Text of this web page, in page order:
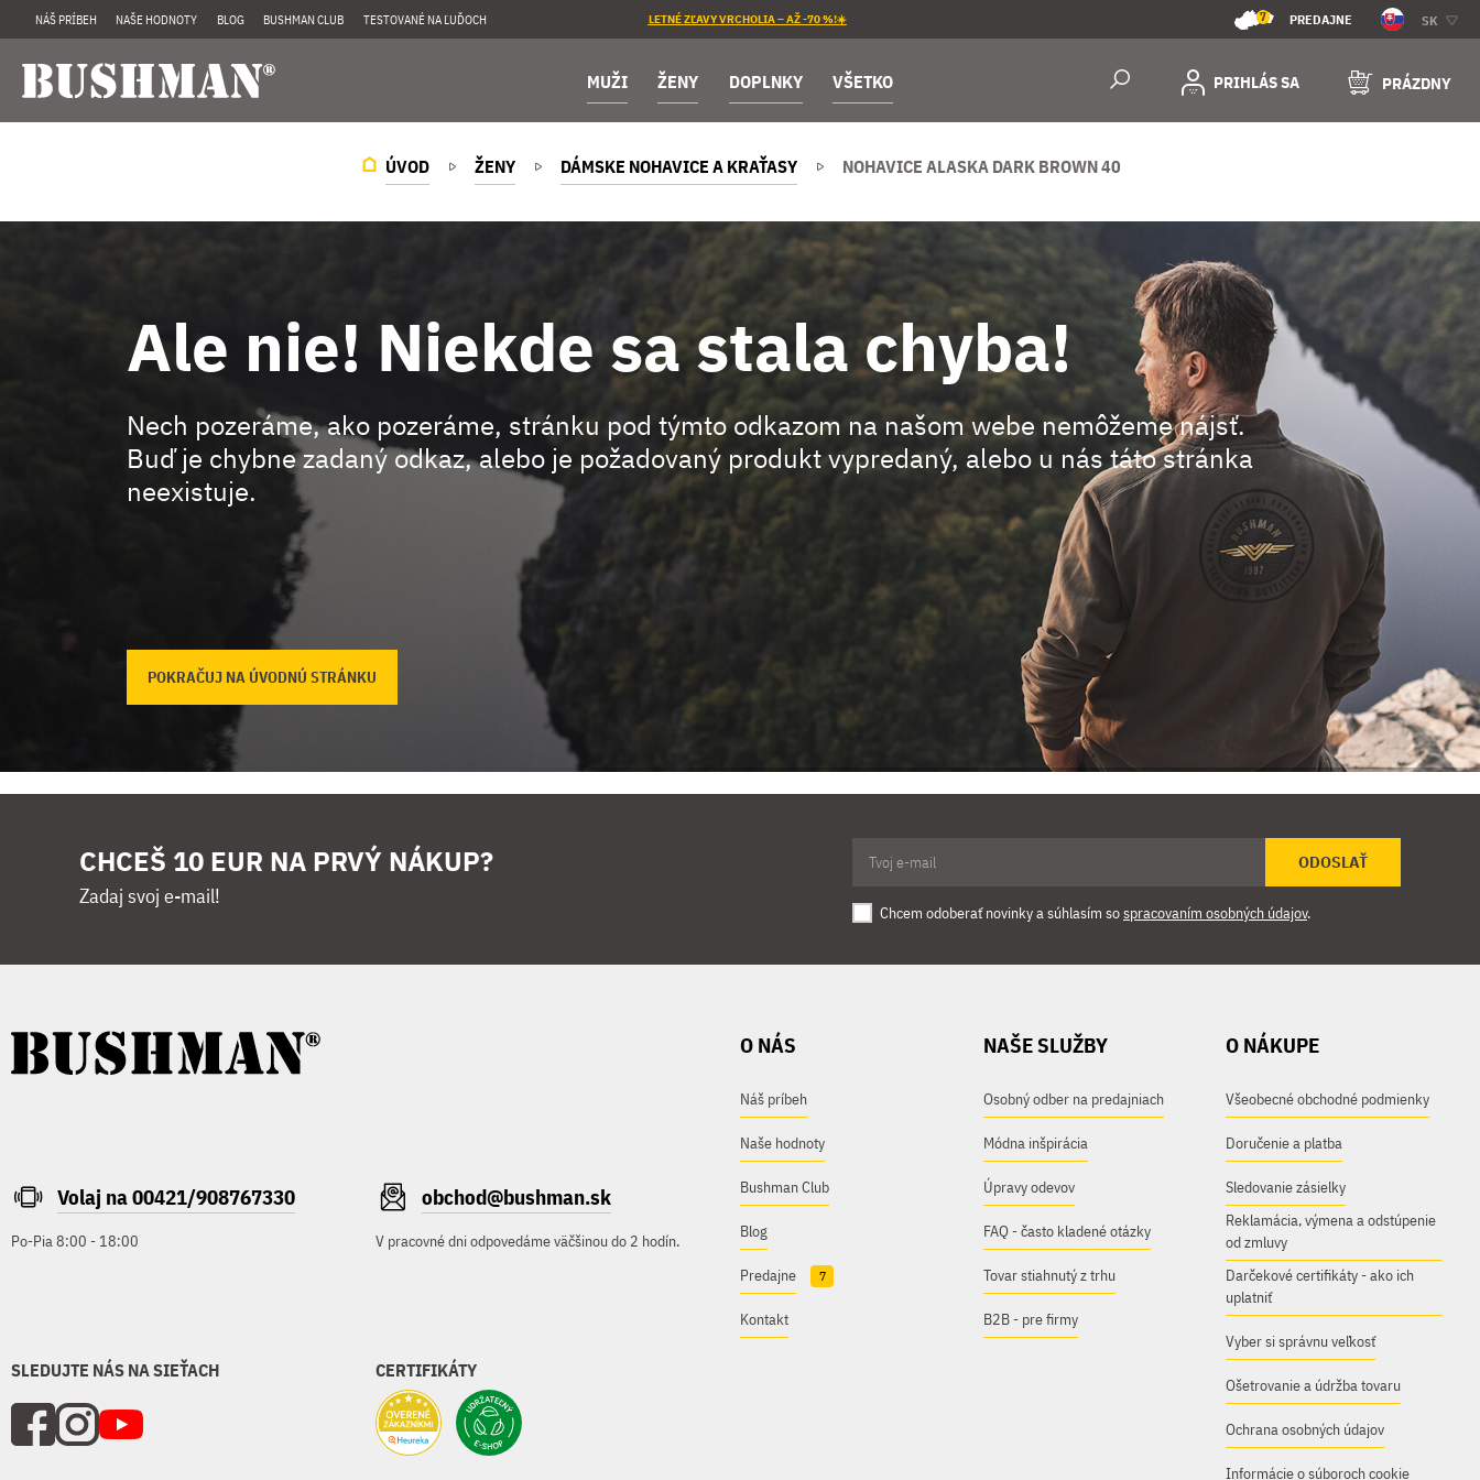
NÁŠ PRÍBEH NAŠE HODNOTY BLOG BUSHMAN CLUB TESTOVANÉ NA ĽUĎOCH LETNÉ ZĽAVY VRCHOLIA – AŽ -70 %!☀️ 7 PREDAJNE SK
MUŽI ŽENY DOPLNKY VŠETKO PRIHLÁS SA PRÁZDNY
ÚVOD ŽENY DÁMSKE NOHAVICE A KRAŤASY NOHAVICE ALASKA DARK BROWN 40
Ale nie! Niekde sa stala chyba!
Nech pozeráme, ako pozeráme, stránku pod týmto odkazom na našom webe nemôžeme nájsť.
Buď je chybne zadaný odkaz, alebo je požadovaný produkt vypredaný, alebo u nás táto stránka
neexistuje.
POKRAČUJ NA ÚVODNÚ STRÁNKU
CHCEŠ 10 EUR NA PRVÝ NÁKUP?
Zadaj svoj e-mail!
ODOSLAŤ
Chcem odoberať novinky a súhlasím sospracovaním osobných údajov.
Volaj na 00421/908767330
Po-Pia 8:00 - 18:00
obchod@bushman.sk
V pracovné dni odpovedáme väčšinou do 2 hodín.
SLEDUJTE NÁS NA SIEŤACH CERTIFIKÁTY
O NÁS
Náš príbeh
Naše hodnoty
Bushman Club
Blog
Predajne 7
Kontakt
NAŠE SLUŽBY
Osobný odber na predajniach
Módna inšpirácia
Úpravy odevov
FAQ - často kladené otázky
Tovar stiahnutý z trhu
B2B - pre firmy
O NÁKUPE
Všeobecné obchodné podmienky
Doručenie a platba
Sledovanie zásielky
Reklamácia, výmena a odstúpenie
od zmluvy
Darčekové certifikáty - ako ich
uplatniť
Vyber si správnu veľkosť
Ošetrovanie a údržba tovaru
Ochrana osobných údajov
Informácie o súboroch cookie